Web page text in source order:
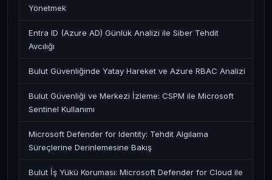
Yönetmek
Entra ID (Azure AD) Günlük Analizi ile Siber Tehdit
Avcılığı
Bulut Güvenliğinde Yatay Hareket ve Azure RBAC Analizi
Bulut Güvenliği ve Merkezi İzleme: CSPM ile Microsoft
Sentinel Kullanımı
Microsoft Defender for Identity: Tehdit Algılama
Süreçlerine Derinlemesine Bakış
Bulut İş Yükü Koruması: Microsoft Defender for Cloud ile